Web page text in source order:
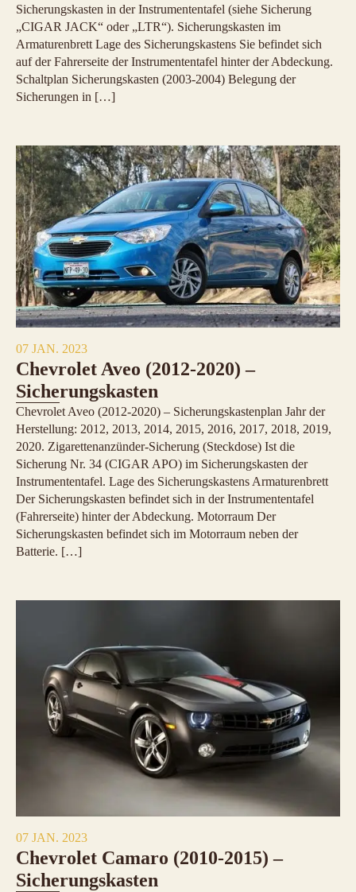
Sicherungskasten in der Instrumententafel (siehe Sicherung
„CIGAR JACK“ oder „LTR“). Sicherungskasten im
Armaturenbrett Lage des Sicherungskastens Sie befindet sich
auf der Fahrerseite der Instrumententafel hinter der Abdeckung.
Schaltplan Sicherungskasten (2003-2004) Belegung der
Sicherungen in […]
07 JAN. 2023
Chevrolet Aveo (2012-2020) –
Sicherungskasten
Chevrolet Aveo (2012-2020) – Sicherungskastenplan Jahr der
Herstellung: 2012, 2013, 2014, 2015, 2016, 2017, 2018, 2019,
2020. Zigarettenanzünder-Sicherung (Steckdose) Ist die
Sicherung Nr. 34 (CIGAR APO) im Sicherungskasten der
Instrumententafel. Lage des Sicherungskastens Armaturenbrett
Der Sicherungskasten befindet sich in der Instrumententafel
(Fahrerseite) hinter der Abdeckung. Motorraum Der
Sicherungskasten befindet sich im Motorraum neben der
Batterie. […]
07 JAN. 2023
Chevrolet Camaro (2010-2015) –
Sicherungskasten